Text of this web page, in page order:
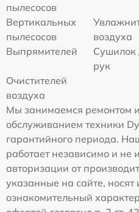
пылесосов
Вертикальных
пылесосов
воздуха
Выпрямителей
Сушилок
рук
Очистителей
воздуха
Мы занимаемся ремонтом
обслуживанием техники
гарантийного периода.
работает независимо и не
авторизации от
указанные на сайте, носят
ознакомительный